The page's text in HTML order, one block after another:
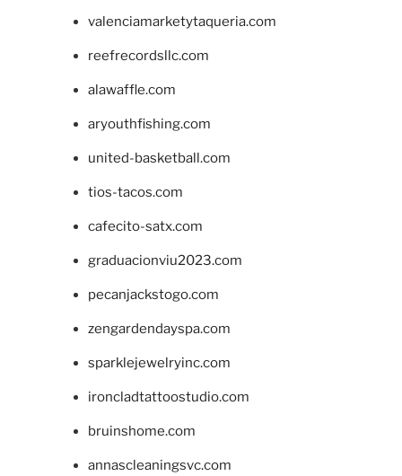
valenciamarketytaqueria.com
reefrecordsllc.com
alawaffle.com
aryouthfishing.com
united-basketball.com
tios-tacos.com
cafecito-satx.com
graduacionviu2023.com
pecanjackstogo.com
zengardendayspa.com
sparklejewelryinc.com
ironcladtattoostudio.com
bruinshome.com
annascleaningsvc.com